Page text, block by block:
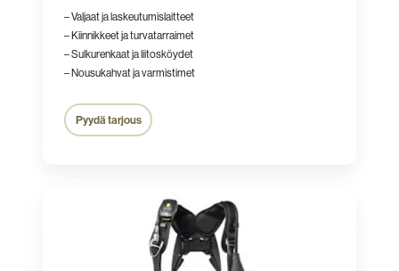
– Valjaat ja laskeutumislaitteet
– Kiinnikkeet ja turvatarraimet
– Sulkurenkaat ja liitosköydet
– Nousukahvat ja varmistimet
Pyydä tarjous